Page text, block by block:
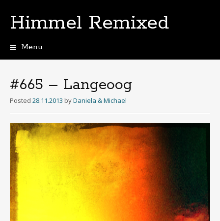
Himmel Remixed
Menu
content
#665 – Langeoog
Posted 28.11.2013 byDaniela & Michael